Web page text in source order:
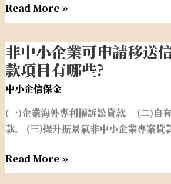
證
規
定？
財
產
權
融
資，
信
基
金
有
Read More »
非中小企業可申請移送
款項目有哪些?
中小企信保金
(一)企業海外專利權訴訟貸款。 (二)自
款。 (三)提升振景氣非中小企業專案貸
非
中
小
企
業
可
請
移
Read More »